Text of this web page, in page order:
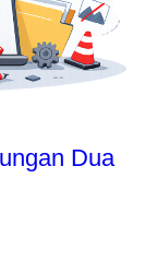
Dua